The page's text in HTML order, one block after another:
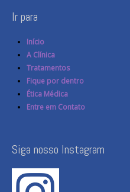
Ir para
Início
A Clínica
Tratamentos
Fique por dentro
Ética Médica
Entre em Contato
Siga nosso Instagram